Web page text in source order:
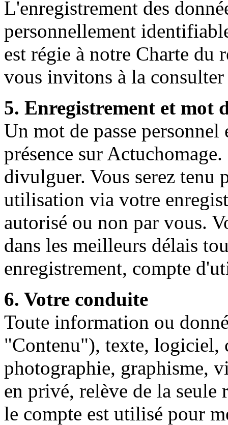
L'enregistrement des
personnellement
est régie à notre Charte du
vous invitons à la
5. Enregistrement et mot
Un mot de passe
présence sur
divulguer. Vous serez tenu
utilisation via votre
autorisé ou non par vous.
dans les meilleurs délais
enregistrement, compte
6. Votre conduite
Toute information ou
"Contenu"), texte, logiciel,
photographie, graphisme,
en privé, relève de la seule
le compte est utilisé pour